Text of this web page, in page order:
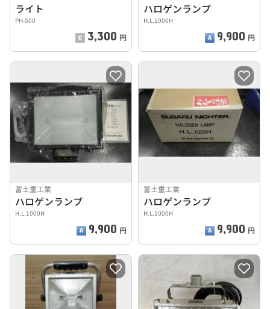
ライト
PH-500
3,300 円
ハロゲンランプ
H.L.1000H
9,900 円
富士重工業
ハロゲンランプ
H.L.1000H
9,900 円
富士重工業
ハロゲンランプ
H.L.1000H
9,900 円